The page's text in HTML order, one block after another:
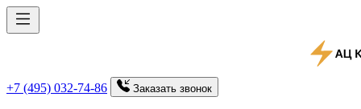
+7 (495) 032-74-86 Заказать звонок